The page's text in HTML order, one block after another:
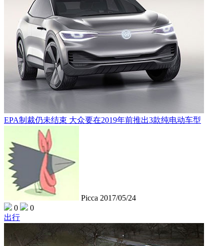
EPA制裁仍未结束 大众要在2019年前推出3款纯电动车型
Picca 2017/05/24
0
0
出行